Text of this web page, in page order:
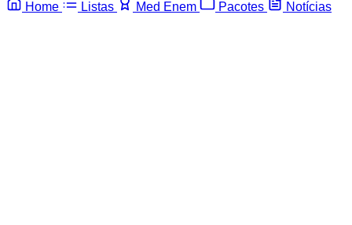
Home Listas Med Enem Pacotes Notícias